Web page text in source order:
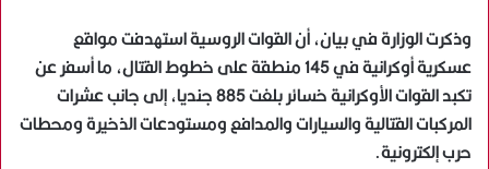
وذكرت الوزارة في بيان، أن القوات الروسية استهدفت مواقع
عسكرية أوكرانية في 145 منطقة على خطوط القتال، ما أسفر عن
تكبد القوات الأوكرانية خسائر بلغت 885 جنديا، إلى جانب عشرات
المركبات القتالية والسيارات والمدافع ومستودعات الذخيرة ومحطات
حرب إلكترونية.